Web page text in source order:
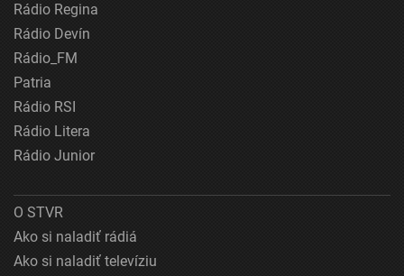
Rádio Regina
Rádio Devín
Rádio_FM
Patria
Rádio RSI
Rádio Litera
Rádio Junior
O STVR
Ako si naladiť rádiá
Ako si naladiť televíziu